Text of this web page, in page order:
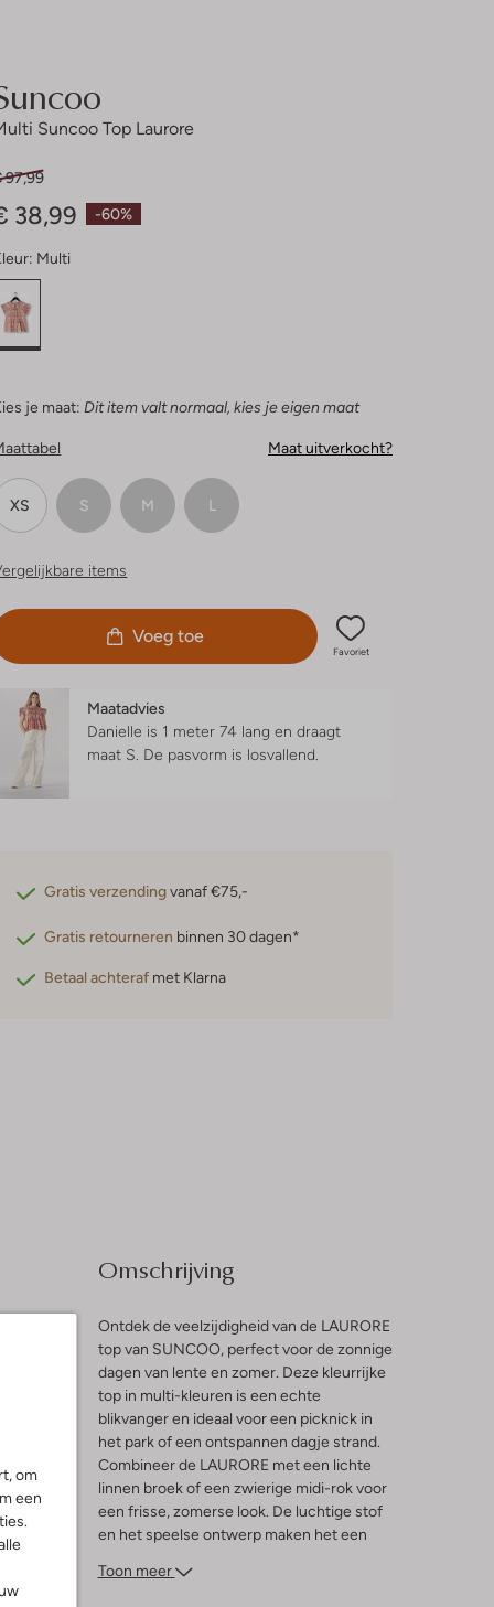
om
een
Suncoo Top Laurore
-60%
97,99
38,99
Multi
je maat: Dit item valt normaal, kies je eigen maat
Maat uitverkocht?
XS S M L
items
Voeg toe
Favoriet
Maatadvies
Danielle is 1 meter 74 lang en draagt
maat S. De pasvorm is losvallend
Gratis verzendingvanaf €75,-
Gratis retourneren binnen 30 dagen*
Betaal achteraf met Klarna
Omschrijving
Ontdek de veelzijdigheid van de LAURORE
top van SUNCOO, perfect voor de zonnige
dagen van lente en zomer. Deze kleurrijke
top in multi-kleuren is een echte
blikvanger en ideaal voor een picknick in
het park of een ontspannen dagje strand.
Combineer de LAURORE met een lichte
linnen broek of een zwierige midi-rok voor
een frisse, zomerse look. De luchtige stof
en het speelse ontwerp maken het een
comfort. Laat je inspireren door de
Toon meer